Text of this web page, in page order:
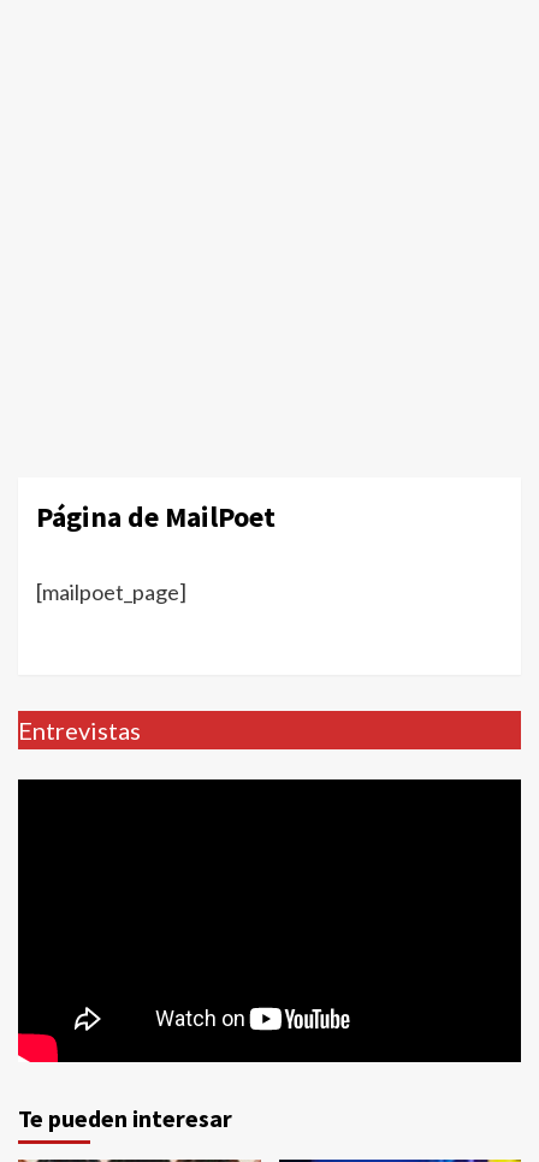
Página de MailPoet
[mailpoet_page]
Entrevistas
Te pueden interesar